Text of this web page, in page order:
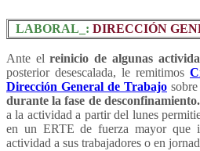
LABORAL_: DIRECCIÓN
Ante elreinicio de algunas
posterior desescalada, le remitimos
Dirección General de Trabajo
durante la fase de desconfinamiento.
a la actividad a partir del lunes
en un ERTE de fuerza mayor que
actividad a sus trabajadores o en